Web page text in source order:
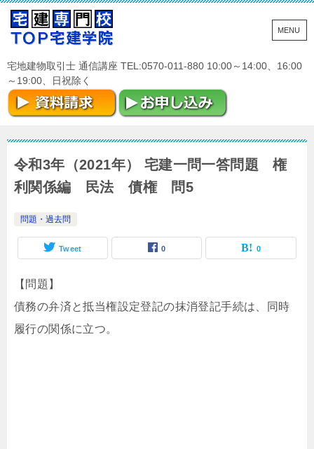
宅地建物取引士 通信講座 TEL:0570-011-880 10:00～14:00、16:00
～19:00、日祝除く
令和3年（2021年） 宅建一問一答問題 権
利関係編 民法 債権 問5
問題・過去問
Tweet 0 0
【問題】
債務の弁済と抵当権設定登記の抹消登記手続は、同時
履行の関係に立つ。